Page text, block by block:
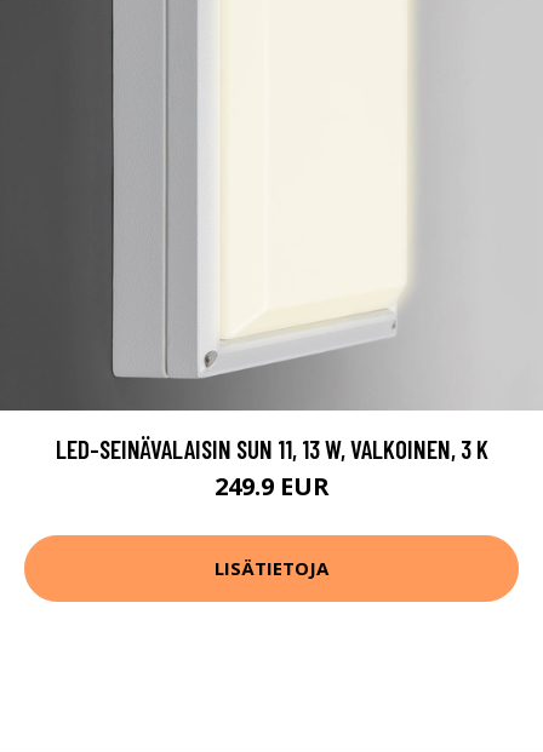
LED-SEINÄVALAISIN SUN 11, 13 W, VALKOINEN, 3 K
249.9 EUR
LISÄTIETOJA